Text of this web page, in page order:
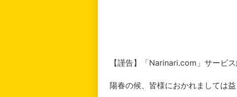
【謹告】「Narinari.com」サービ
陽春の候、皆様におかれましては